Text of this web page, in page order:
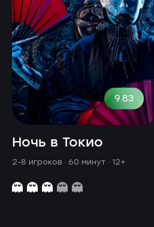
9.83
Ночь в Токио
2-8 игроков · 60 минут · 12+